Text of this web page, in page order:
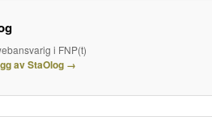
i FNP(t)
av StaOlog →